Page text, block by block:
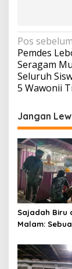
pos
Pos
Pemdes
Seragam
Seluruh
5 Wawonii
Jangan
Sajadah Biru
Malam:
Silaturahmi